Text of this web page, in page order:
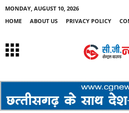
MONDAY, AUGUST 10, 2026
HOME
ABOUT US PRIVACY POLICY